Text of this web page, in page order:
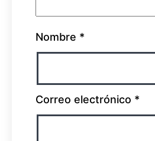
Nombre *
Correo electrónico *